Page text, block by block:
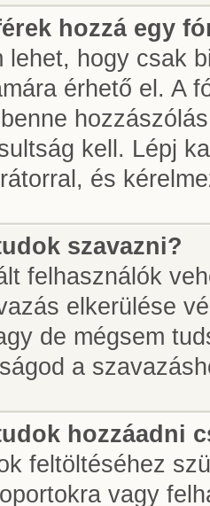
hozzá egy
lehet, hogy csak
érhető el. A
kell. Lépj
és
szavazni?
felhasználók
elkerülése
de mégsem
a
hozzáadni
feltöltéséhez
vagy